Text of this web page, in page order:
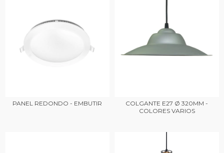
PANEL REDONDO - EMBUTIR
COLGANTE E27 Ø 320MM -
COLORES VARIOS